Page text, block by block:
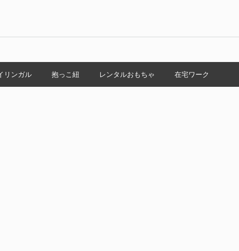
リンガル 抱っこ紐 レンタルおもちゃ 在宅ワーク